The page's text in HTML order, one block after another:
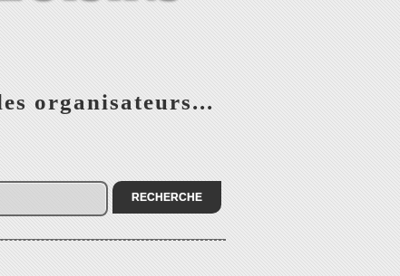
organisateurs...